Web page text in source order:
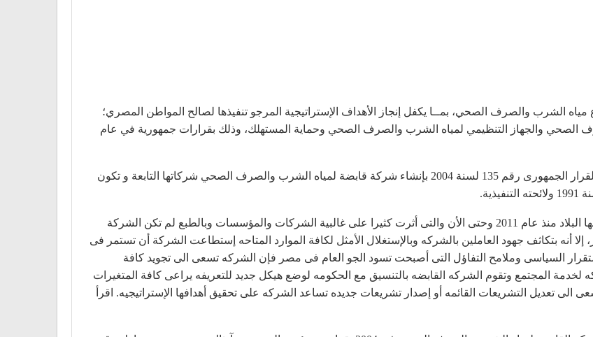
الشرب والصرف الصحي، بمــا يكفل إنجاز الأهداف الإستراتيجية المرجو تنفيذها لصالح المواطن المصري؛
الصحي والجهاز التنظيمي لمياه الشرب والصرف الصحي وحماية المستهلك، وذلك بقرارات جمهورية في عام
تأسست الشركة القابضة لمياه الشرب والصرف الصحي بالقرار الجمهورى رقم 135 لسنة 2004 بإنشاء شركة قابضة لمياه الشرب والصرف الصحي شركاتها التابعة و تكون
على الرغم من التطورات السياسية والأمنيه التى تعرضت لها البلاد منذ عام 2011 وحتى الأن والتى أثرت كثيرا على غالبية الشركات والمؤسسات وبالطبع لم تكن الشركة
أنه بتكاثف جهود العاملين بالشركه وبالإستغلال الأمثل لكافة الموارد المتاحه إستطاعت الشركة أن تستمر فى
السياسى وملامح التفاؤل التى أصبحت تسود الجو العام فى مصر فإن الشركه تسعى الى تجويد كافة
لخدمة المجتمع وتقوم الشركه القابضه بالتنسيق مع الحكومه لوضع هيكل جديد للتعريفه يراعى كافة المتغيرات
الى تعديل التشريعات القائمه أو إصدار تشريعات جديده تساعد الشركه على تحقيق أهدافها الإستراتيجيه. اقرأ